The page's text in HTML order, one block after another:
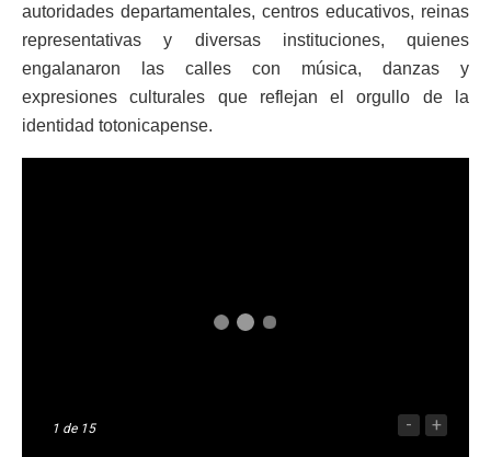
autoridades departamentales, centros educativos, reinas
representativas y diversas instituciones, quienes
engalanaron las calles con música, danzas y
expresiones culturales que reflejan el orgullo de la
identidad totonicapense.
1 de 15 - +